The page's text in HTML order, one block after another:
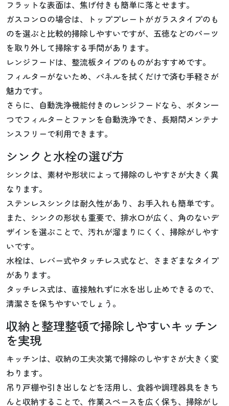
フラットな表面は、焦げ付きも簡単に落とせます。
ガスコンロの場合は、トッププレートがガラスタイプのも
のを選ぶと比較的掃除しやすいですが、五徳などのパーツ
を取り外して掃除する手間があります。
レンジフードは、整流板タイプのものがおすすめです。
フィルターがないため、パネルを拭くだけで済む手軽さが
魅力です。
さらに、自動洗浄機能付きのレンジフードなら、ボタン一
つでフィルターとファンを自動洗浄でき、長期間メンテナ
ンスフリーで利用できます。
シンクと水栓の選び方
シンクは、素材や形状によって掃除のしやすさが大きく異
なります。
ステンレスシンクは耐久性があり、お手入れも簡単です。
また、シンクの形状も重要で、排水口が広く、角のないデ
ザインを選ぶことで、汚れが溜まりにくく、掃除がしやす
いです。
水栓は、レバー式やタッチレス式など、さまざまなタイプ
があります。
タッチレス式は、直接触れずに水を出し止めできるので、
清潔さを保ちやすいでしょう。
収納と整理整頓で掃除しやすいキッチン
を実現
キッチンは、収納の工夫次第で掃除のしやすさが大きく変
わります。
吊り戸棚や引き出しなどを活用し、食器や調理器具をきち
んと収納することで、作業スペースを広く保ち、掃除がし